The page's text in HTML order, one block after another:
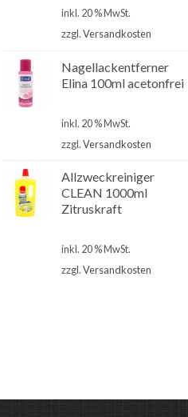
inkl. 20 % MwSt.
zzgl.Versandkosten
Nagellackentferner
Elina 100ml acetonfrei
inkl. 20 % MwSt.
zzgl.Versandkosten
Allzweckreiniger
CLEAN 1000ml
Zitruskraft
inkl. 20 % MwSt.
zzgl.Versandkosten